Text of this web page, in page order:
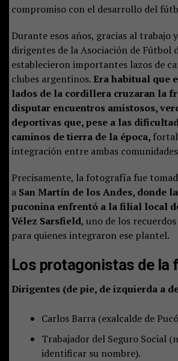
compromiso con el desarrollo del
Durante esos años, gracias al trabajo
dirigentes de la Asociación de Fútbol
establecieron importantes lazos de
clubes argentinos. Era habitual que
lados de la cordillera cruzaran la
disputar encuentros amistosos,
deportivas que, pese a las
caminos de tierra de la época,
integración entre ambas
Precisamente, la fotografía fue
a San Martín de los Andes, donde
puconina enfrentó a la filial local
Vélez Sarsfield, uno de los
para quienes integraron ese plantel.
Los protagonistas de la
Dirigentes (de pie, de izquierda a
Carlos Barra (exalcalde de
Trabajador del Seguro Social
identificar su nombre).